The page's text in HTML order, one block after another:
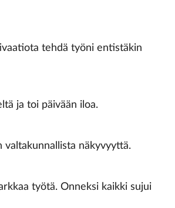
tehdä työni entistäkin
ja toi päivään iloa.
valtakunnallista näkyvyyttä.
työtä. Onneksi kaikki sujui